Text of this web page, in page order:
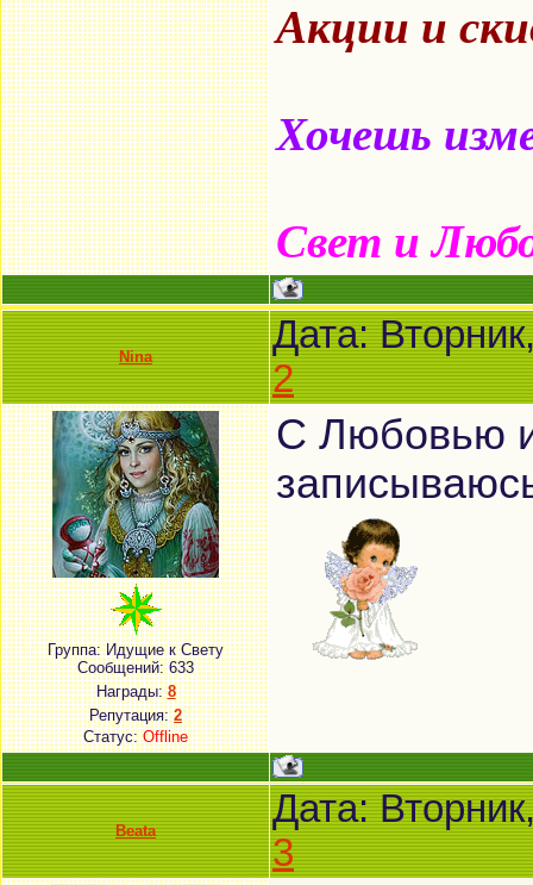
Акции и
Хочешь
Свет и
Nina
Дата:
2
Группа: Идущие к Свету
Сообщений:633
Награды:8
Репутация:2
Статус:Offline
С Любовью
Beata
Дата:
3